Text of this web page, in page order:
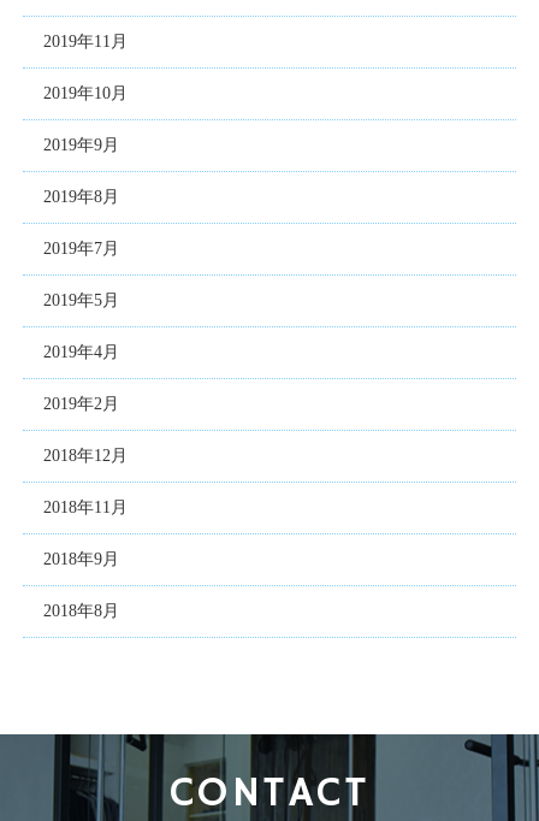
2019年11月
2019年10月
2019年9月
2019年8月
2019年7月
2019年5月
2019年4月
2019年2月
2018年12月
2018年11月
2018年9月
2018年8月
CONTACT